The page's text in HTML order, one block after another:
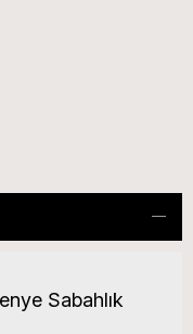
Sabahlık